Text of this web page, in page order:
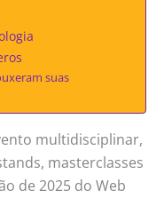
suas
multidisciplinar,
masterclasses
de 2025 do Web